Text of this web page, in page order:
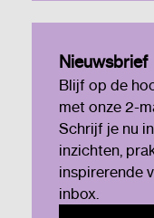
Nieuwsbrief
Blijf op de
met onze 2-
Schrijf je nu
inzichten,
inspirerende
inbox.